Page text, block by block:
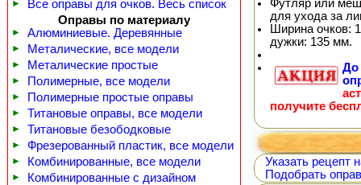
►
Все оправы для очков. Весь список
Оправы по материалу
► Алюминиевые. Деревянные
► Металические, все модели
► Металические простые
► Полимерные, все модели
► Полимерные простые оправы
► Титановые оправы, все модели
► Титановые безободковые
► Фрезерованный пластик, все модели
► Комбинированные, все модели
► Комбинированные с дизайном
Футляр или
для ухода за
Ширина очков:
дужки: 135 мм.
До
получите
Указать рецепт
Подобрать